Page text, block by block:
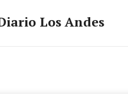
Los Andes